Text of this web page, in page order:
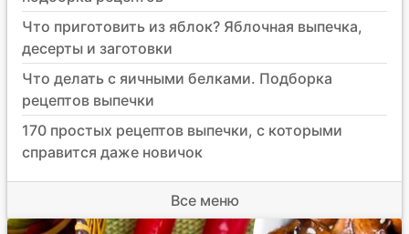
Что приготовить из яблок? Яблочная выпечка,
десерты и заготовки
Что делать с яичными белками. Подборка
рецептов выпечки
170 простых рецептов выпечки, с которыми
справится даже новичок
Все меню